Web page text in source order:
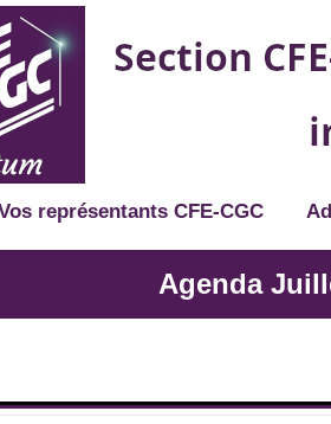
représentants CFE-CGC
Agenda